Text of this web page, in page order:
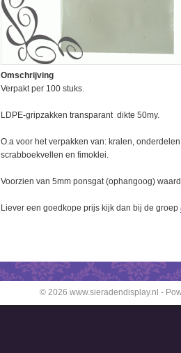
Omschrijving
Verpakt per 100 stuks.
LDPE-gripzakken transparant dikte 50my.
O.a voor het verpakken van: kralen,
scrabboekvellen en fimoklei.
Voorzien van 5mm ponsgat (ophangoog)
Liever een goedkope prijs kijk dan bij de groep
© 2026 www.sieradendisplay.nl -